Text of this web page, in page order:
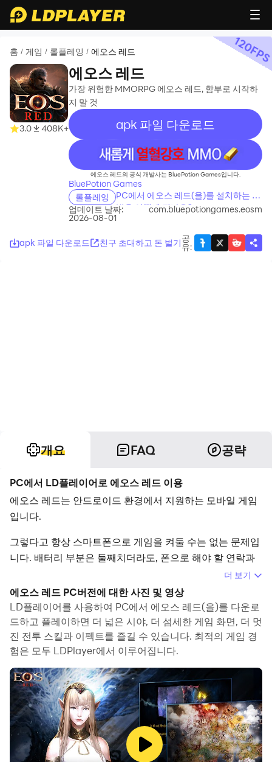
홈 / 게임 / 롤플레잉 / 에오스 레드
3.0 408K+
에오스 레드
가장 위험한 MMORPG 에오스 레드, 함부로 시작하
지 말 것
apk 파일 다운로드
recommend
에오스 레드의 공식 개발사는 BluePotion Games입니다.
BluePotion Games
롤플레잉
PC에서 에오스 레드(을)를 설치하는 방
법은 어떻게 되나요?
업데이트 날짜:
2026-08-01
com.bluepotiongames.eosm
apk 파일 다운로드 친구 초대하고 돈 벌기공
유:
120
개요 FAQ 공략
PC에서 LD플레이어로 에오스 레드 이용
에오스 레드는 안드로이드 환경에서 지원하는 모바일 게임
입니다.
그렇다고 항상 스마트폰으로 게임을 켜둘 수는 없는 문제입
니다. 배터리 부분은 둘째치더라도, 폰으로 해야 할 연락과
업무도 매우 많으니까요. 하지만 LD플레이어를 사용하면
이 모든 문제가 해결됩니다.
LD플레이어란 무엇일까요?
LD플레이어는 키보드와 마우스를 이용해 PC에서 안드로이
드 게임을 즐길 수 있게 해주는 무료 안드로이드 에뮬레이터
입니다.
수시로 걸어온 전화를 걱정할 필요가 없고 더 큰 화면에서
즐길 수 있는 동시에 장시간 플레이에도 핸드폰 배터리 용
더 보기
에오스 레드 PC버전에 대한 사진 및 영상
LD플레이어를 사용하여 PC에서 에오스 레드(을)를 다운로
드하고 플레이하면 더 넓은 시야, 더 섬세한 게임 화면, 더 멋
진 전투 스킬과 이펙트를 즐길 수 있습니다. 최적의 게임 경
험은 모두 LDPlayer에서 이루어집니다.